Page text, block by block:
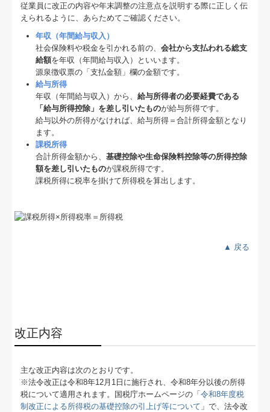
従業員に改正の内容や年末調整の注意点を説明する際に正しく伝
えられるように、あらためてご確認ください。
年収（年間給与収入）
社会保険料や税金を引かれる前の、会社から支払われる総支
給額を年収（年間給与収入）といいます。
源泉徴収票の「支払金額」欄の金額です。
給与所得
年収（年間給与収入）から、給与所得者の必要経費である
「給与所得控除」を差し引いたものが給与所得です。
給与以外の所得がなければ、給与所得＝合計所得金額となり
ます。
課税所得
合計所得金額から、基礎控除や生命保険料控除等の所得控除
額を差し引いたものが課税所得です。
課税所得に税率を掛けて所得税を算出します。
▲ 戻る
改正内容
主な改正内容は次のとおりです。
※法令改正は令和8年12月1日に施行され、令和8年分以後の所得
税について適用されます。国税庁ホームページの「令和8年度税
制改正による所得税の基礎控除の引上げ等について 」で、法令改